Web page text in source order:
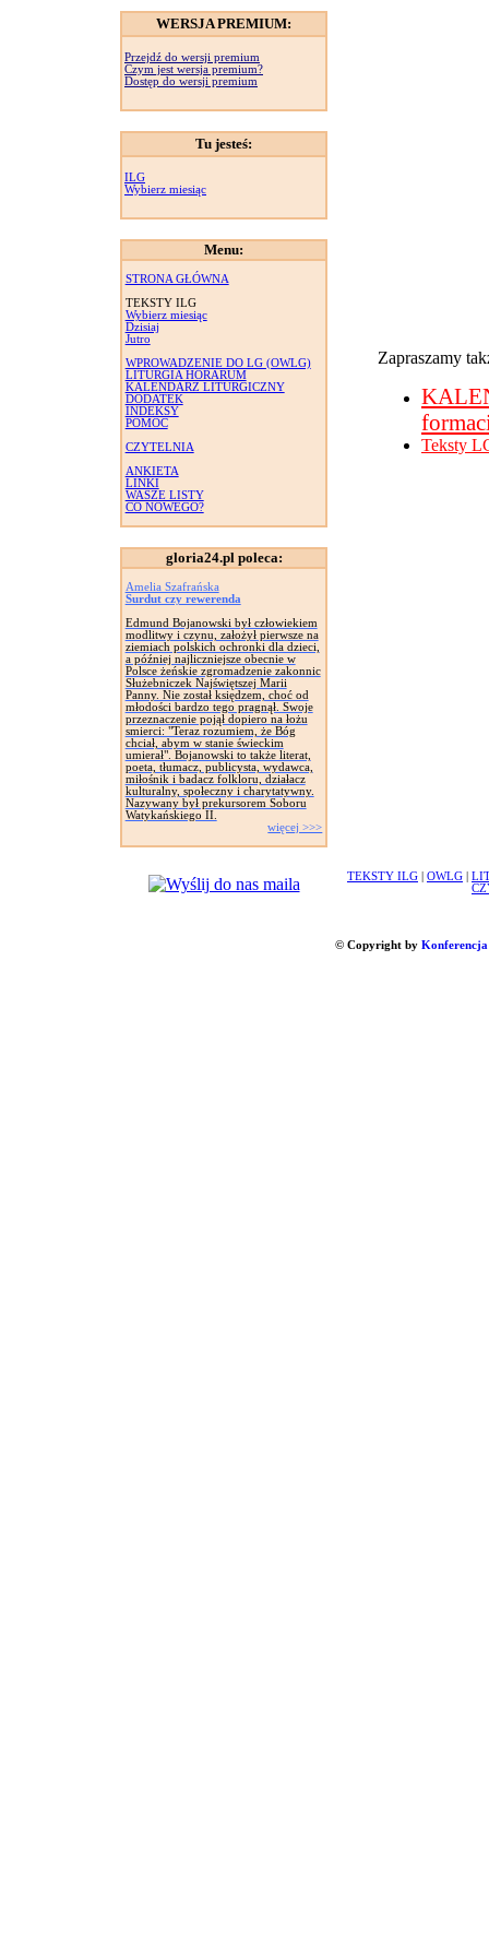
WERSJA PREMIUM:
Przejdź do wersji premium
Czym jest wersja premium?
Dostęp do wersji premium
Tu jesteś:
ILG
Wybierz miesiąc
Menu:
STRONA GŁÓWNA
TEKSTY ILG
Wybierz miesiąc
Dzisiaj
Jutro
WPROWADZENIE DO LG (OWLG)
LITURGIA HORARUM
KALENDARZ LITURGICZNY
DODATEK
INDEKSY
POMOC
CZYTELNIA
ANKIETA
LINKI
WASZE LISTY
CO NOWEGO?
gloria24.pl poleca:
Amelia Szafrańska
Surdut czy rewerenda
Edmund Bojanowski był człowiekiem
modlitwy i czynu, założył pierwsze na
ziemiach polskich ochronki dla dzieci,
a później najliczniejsze obecnie w
Polsce żeńskie zgromadzenie zakonnic
Służebniczek Najświętszej Marii
Panny. Nie został księdzem, choć od
młodości bardzo tego pragnął. Swoje
przeznaczenie pojął dopiero na łożu
smierci: "Teraz rozumiem, że Bóg
chciał, abym w stanie świeckim
umierał". Bojanowski to także literat,
poeta, tłumacz, publicysta, wydawca,
miłośnik i badacz folkloru, działacz
kulturalny, społeczny i charytatywny.
Nazywany był prekursorem Soboru
Watykańskiego II.
więcej >>>
Zapraszamy
Teksty
TEKSTY ILG OWLG
© Copyright by Konferencja